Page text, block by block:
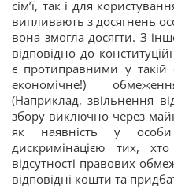
сім’ї, так і для
випливають з досягнень
вона змогла досягти. З
відповідно до
є протиправними у такій
економічне!)
(Наприклад, звільнення
збору виключно через
як наявність у
дискримінацією тих,
відсутності правових
відповідні кошти та